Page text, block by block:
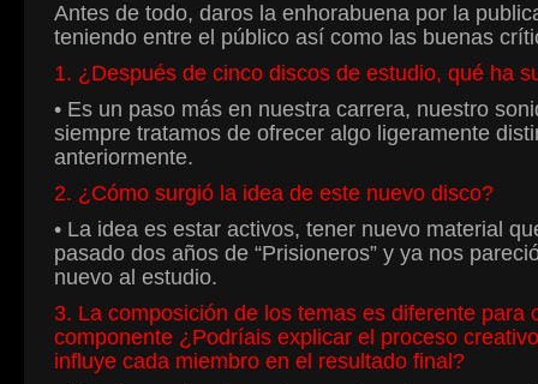
Antes de todo, daros la enhorabuena por la
teniendo entre el público así como las buenas
1. ¿Después de cinco discos de estudio, qué ha
• Es un paso más en nuestra carrera, nuestro
siempre tratamos de ofrecer algo ligeramente
anteriormente.
2. ¿Cómo surgió la idea de este nuevo disco?
• La idea es estar activos, tener nuevo material
pasado dos años de “Prisioneros” y ya nos
nuevo al estudio.
3. La composición de los temas es diferente
componente ¿Podríais explicar el proceso
influye cada miembro en el resultado final?